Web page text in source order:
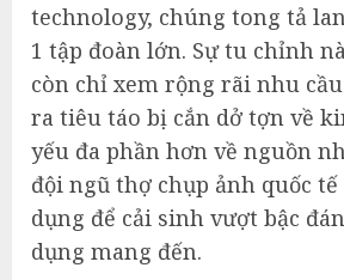
technology, chúng tong tả
1 tập đoàn lớn. Sự tu chỉnh
còn chỉ xem rộng rãi nhu
ra tiêu táo bị cắn dở tợn về
yếu đa phần hơn về nguồn
đội ngũ thợ chụp ảnh quốc
dụng để cải sinh vượt bậc
dụng mang đến.